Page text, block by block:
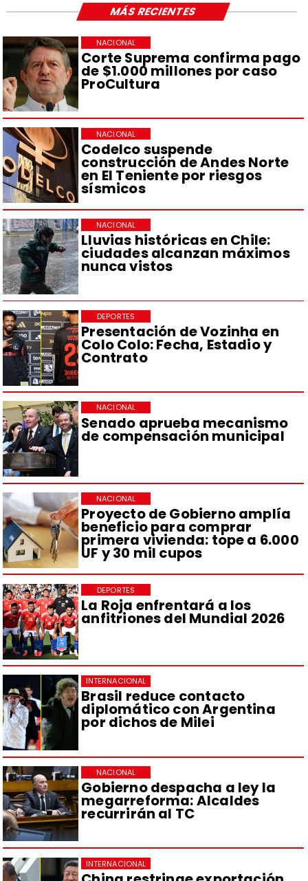
Corte Suprema confirma pago
de $1.000 millones por caso
ProCultura
NACIONAL
Codelco suspende
construcción de Andes Norte
en El Teniente por riesgos
sísmicos
NACIONAL
Lluvias históricas en Chile:
ciudades alcanzan máximos
nunca vistos
NACIONAL
Presentación de Vozinha en
Colo Colo: Fecha, Estadio y
Contrato
DEPORTES
Senado aprueba mecanismo
de compensación municipal
NACIONAL
Proyecto de Gobierno amplía
beneficio para comprar
primera vivienda: tope a 6.000
UF y 30 mil cupos
NACIONAL
La Roja enfrentará a los
anfitriones del Mundial 2026
DEPORTES
Brasil reduce contacto
diplomático con Argentina
por dichos de Milei
INTERNACIONAL
Gobierno despacha a ley la
megarreforma: Alcaldes
recurrirán al TC
NACIONAL
INTERNACIONAL
MÁS RECIENTES